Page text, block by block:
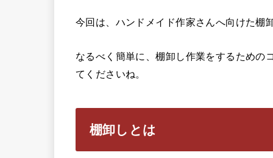
今回は、ハンドメイド作家さんへ向けた棚
なるべく簡単に、棚卸し作業をするための
てくださいね。
棚卸しとは